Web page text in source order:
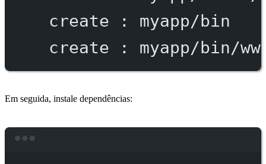
create
:
myapp/bin
create
: myapp/bin/
Em seguida, instale dependências: